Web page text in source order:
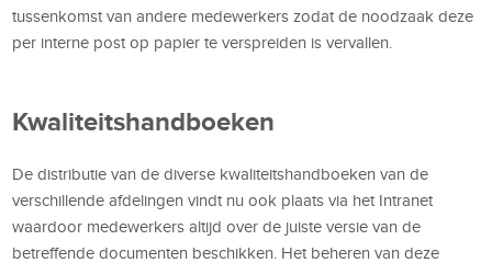
tussenkomst van andere medewerkers zodat de noodzaak deze
per interne post op papier te verspreiden is vervallen.
Kwaliteitshandboeken
De distributie van de diverse kwaliteitshandboeken van de
verschillende afdelingen vindt nu ook plaats via het Intranet
waardoor medewerkers altijd over de juiste versie van de
betreffende documenten beschikken. Het beheren van deze